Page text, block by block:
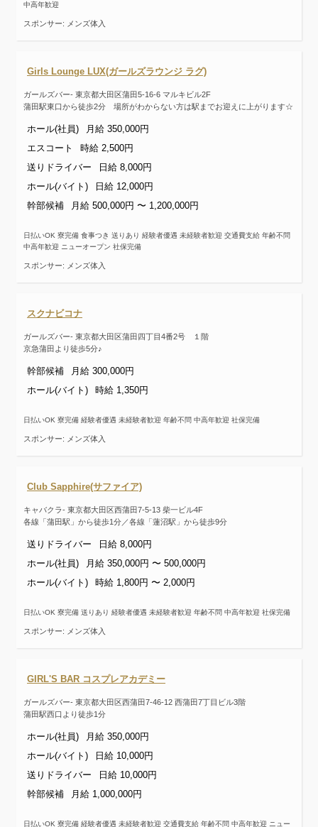
中高年歓迎
スポンサー: メンズ体入
Girls Lounge LUX(ガールズラウンジ ラグ)
ガールズバー- 東京都大田区蒲田5-16-6 マルキビル2F
蒲田駅東口から徒歩2分 場所がわからない方は駅までお迎えに上がります☆
ホール(社員)
月給 350,000円
エスコート
時給 2,500円
送りドライバー
日給 8,000円
ホール(バイト)
日給 12,000円
幹部候補
月給 500,000円 〜 1,200,000円
日払いOK 寮完備 食事つき 送りあり 経験者優遇 未経験者歓迎 交通費支給 年齢不問
中高年歓迎 ニューオープン 社保完備
スポンサー: メンズ体入
スクナビコナ
ガールズバー- 東京都大田区蒲田四丁目4番2号 １階
京急蒲田より徒歩5分♪
幹部候補
月給 300,000円
ホール(バイト)
時給 1,350円
日払いOK 寮完備 経験者優遇 未経験者歓迎 年齢不問 中高年歓迎 社保完備
スポンサー: メンズ体入
Club Sapphire(サファイア)
キャバクラ- 東京都大田区西蒲田7-5-13 柴一ビル4F
各線「蒲田駅」から徒歩1分／各線「蓮沼駅」から徒歩9分
送りドライバー
日給 8,000円
ホール(社員)
月給 350,000円 〜 500,000円
ホール(バイト)
時給 1,800円 〜 2,000円
日払いOK 寮完備 送りあり 経験者優遇 未経験者歓迎 年齢不問 中高年歓迎 社保完備
スポンサー: メンズ体入
GIRL'S BAR コスプレアカデミー
ガールズバー- 東京都大田区西蒲田7-46-12 西蒲田7丁目ビル3階
蒲田駅西口より徒歩1分
ホール(社員)
月給 350,000円
ホール(バイト)
日給 10,000円
送りドライバー
日給 10,000円
幹部候補
月給 1,000,000円
日払いOK 寮完備 経験者優遇 未経験者歓迎 交通費支給 年齢不問 中高年歓迎 ニュー